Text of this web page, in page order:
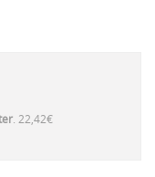
. 22,42€